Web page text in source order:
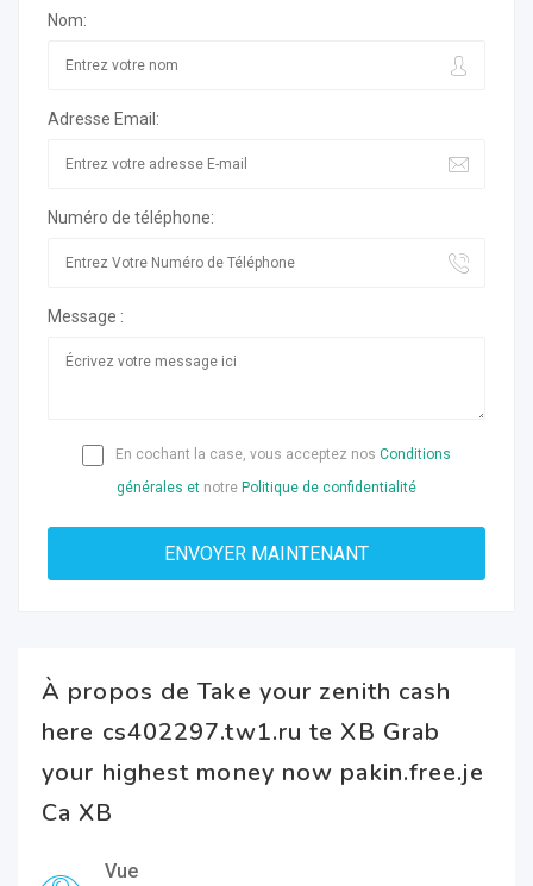
Nom:
Adresse Email:
Numéro de téléphone:
Message :
En cochant la case, vous acceptez nos Conditions
générales et notre Politique de confidentialité
À propos de Take your zenith cash
here cs402297.tw1.ru te XB Grab
your highest money now pakin.free.je
Ca XB
Vue